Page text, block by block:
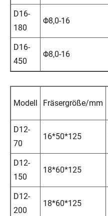
D16-
180
Φ8,0-16
D16-
450
Φ8,0-16
Modell Fräsergröße/mm
D12-
70
16*50*125
D12-
150
18*60*125
D12-
200
18*60*125